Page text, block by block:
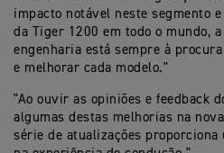
impacto notável neste segmento
da Tiger 1200 em todo o mundo,
engenharia está sempre à
e melhorar cada modelo."
"Ao ouvir as opiniões e feedback
algumas destas melhorias na
série de atualizações